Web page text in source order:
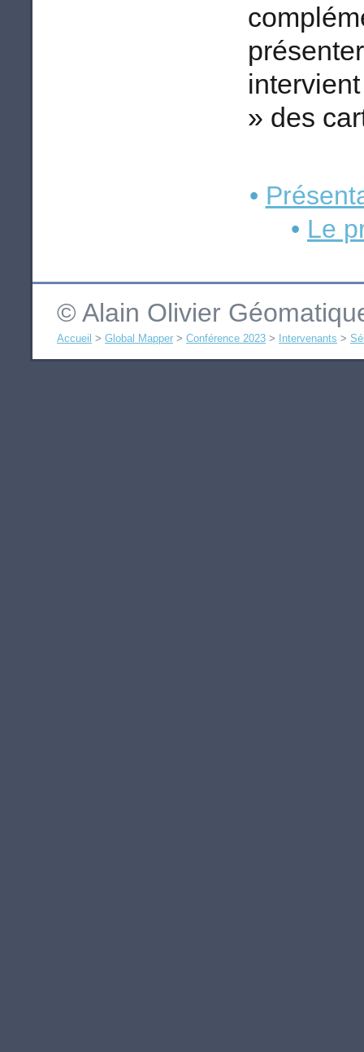
» des
•
• Le
© Alain Olivier
Accueil > Global Mapper > Conférence 2023 > Intervenants >